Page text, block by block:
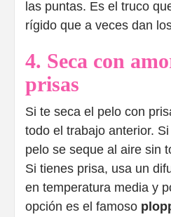
las puntas. Es el truco
rígido que a veces dan
4. Seca con
prisas
Si te seca el pelo con
todo el trabajo anterior.
pelo se seque al aire sin
Si tienes prisa, usa un
en temperatura media y
opción es el famoso